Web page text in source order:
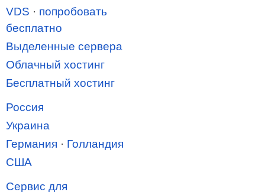
VDS · попробовать
бесплатно
Выделенные сервера
Облачный хостинг
Бесплатный хостинг
Россия
Украина
Германия · Голландия
США
Сервис для